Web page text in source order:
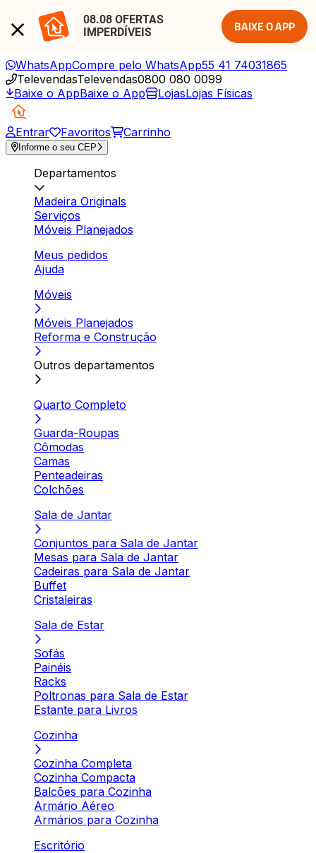
08.08 OFERTAS
IMPERDÍVEIS
BAIXE O APP
WhatsAppCompre pelo WhatsApp55 41 74031865
TelevendasTelevendas0800 080 0099
Baixe o AppBaixe o App LojasLojas Físicas
Entrar Favoritos Carrinho
Informe o seu CEP
Departamentos
Madeira Originals
Serviços
Móveis Planejados
Meus pedidos
Ajuda
Móveis
Móveis Planejados
Reforma e Construção
Outros departamentos
Quarto Completo
Guarda-Roupas
Cômodas
Camas
Penteadeiras
Colchões
Sala de Jantar
Conjuntos para Sala de Jantar
Mesas para Sala de Jantar
Cadeiras para Sala de Jantar
Buffet
Cristaleiras
Sala de Estar
Sofás
Painéis
Racks
Poltronas para Sala de Estar
Estante para Livros
Cozinha
Cozinha Completa
Cozinha Compacta
Balcões para Cozinha
Armário Aéreo
Armários para Cozinha
Escritório